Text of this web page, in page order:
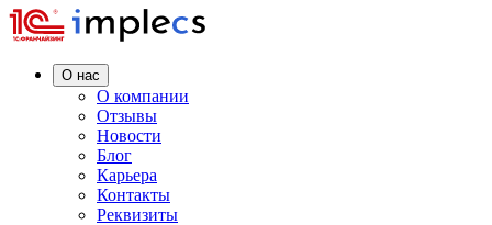
О нас
О компании
Отзывы
Новости
Блог
Карьера
Контакты
Реквизиты